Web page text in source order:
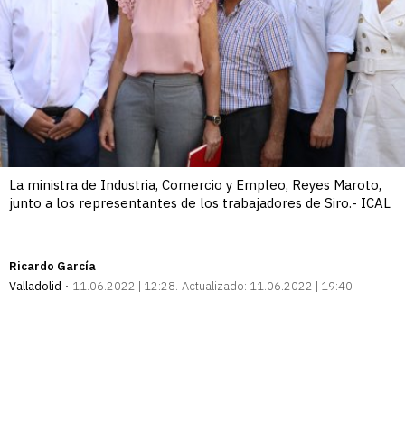
La ministra de Industria, Comercio y Empleo, Reyes Maroto,
junto a los representantes de los trabajadores de Siro.- ICAL
Ricardo García
Valladolid
11.06.2022 | 12:28 Actualizado: 11.06.2022 | 19:40